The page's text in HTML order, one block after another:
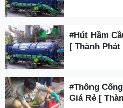
#Hút Hầm
[ Thành
#Thông
Giá Rẻ [